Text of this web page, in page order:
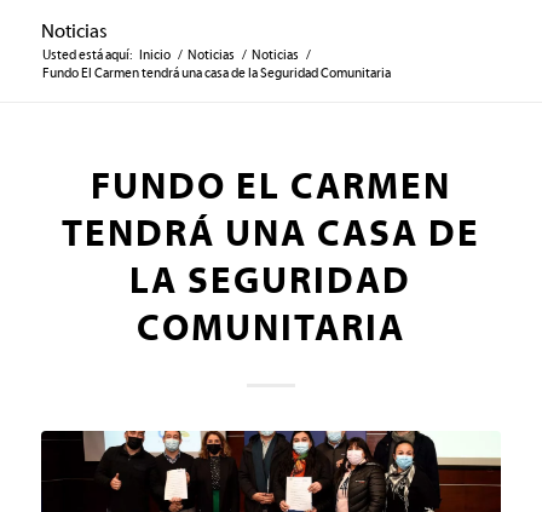
Noticias
Usted está aquí: Inicio / Noticias / Noticias /
Fundo El Carmen tendrá una casa de la Seguridad Comunitaria
FUNDO EL CARMEN
TENDRÁ UNA CASA DE
LA SEGURIDAD
COMUNITARIA